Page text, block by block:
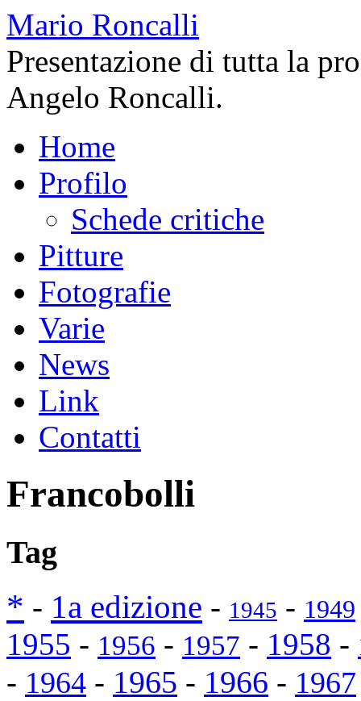
Mario Roncalli
Presentazione di tutta la
Angelo Roncalli.
Home
Profilo
Schede critiche
Pitture
Fotografie
Varie
News
Link
Contatti
Francobolli
Tag
* - 1a edizione - 1945 - 1949
1955 - 1956 - 1957 - 1958 -
- 1964 - 1965 - 1966 - 1967